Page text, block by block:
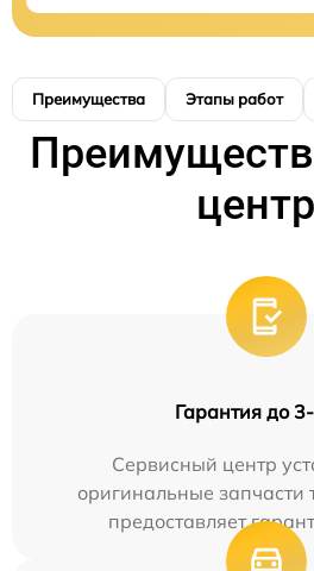
Преимущества Этапы работ
Гарантия до
Сервисный центр
оригинальные запчасти
предоставляет